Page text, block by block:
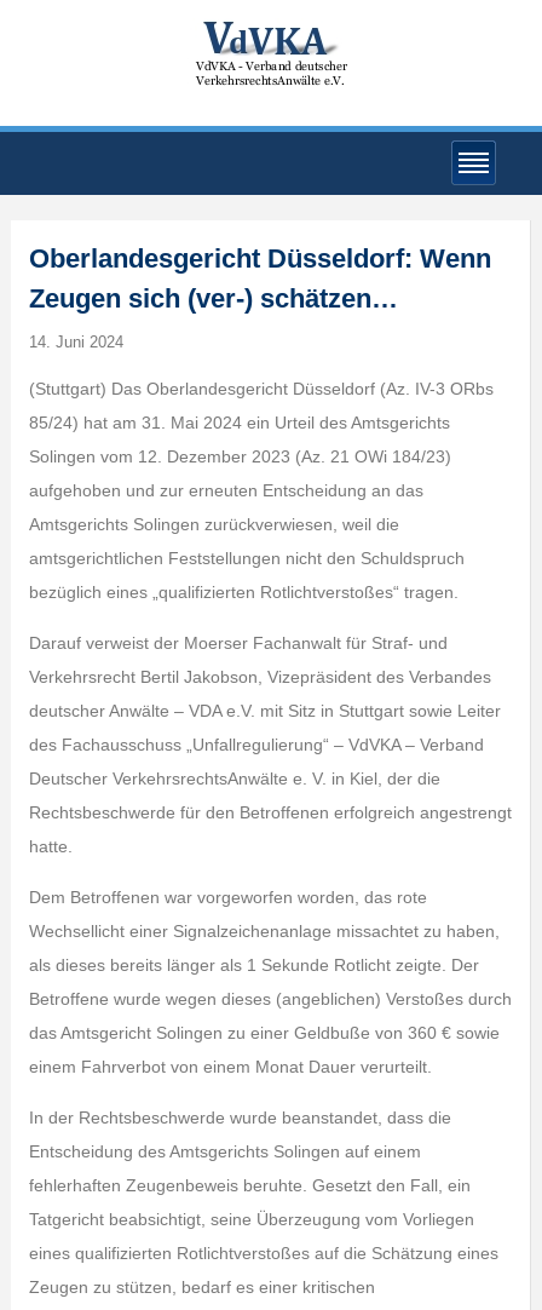
Oberlandesgericht Düsseldorf: Wenn
Zeugen sich (ver-) schätzen…
14. Juni 2024
(Stuttgart) Das Oberlandesgericht Düsseldorf (Az. IV-3 ORbs
85/24) hat am 31. Mai 2024 ein Urteil des Amtsgerichts
Solingen vom 12. Dezember 2023 (Az. 21 OWi 184/23)
aufgehoben und zur erneuten Entscheidung an das
Amtsgerichts Solingen zurückverwiesen, weil die
amtsgerichtlichen Feststellungen nicht den Schuldspruch
bezüglich eines „qualifizierten Rotlichtverstoßes“ tragen.
Darauf verweist der Moerser Fachanwalt für Straf- und
Verkehrsrecht Bertil Jakobson, Vizepräsident des Verbandes
deutscher Anwälte – VDA e.V. mit Sitz in Stuttgart sowie Leiter
des Fachausschuss „Unfallregulierung“ – VdVKA – Verband
Deutscher VerkehrsrechtsAnwälte e. V. in Kiel, der die
Rechtsbeschwerde für den Betroffenen erfolgreich angestrengt
hatte.
Dem Betroffenen war vorgeworfen worden, das rote
Wechsellicht einer Signalzeichenanlage missachtet zu haben,
als dieses bereits länger als 1 Sekunde Rotlicht zeigte. Der
Betroffene wurde wegen dieses (angeblichen) Verstoßes durch
das Amtsgericht Solingen zu einer Geldbuße von 360 € sowie
einem Fahrverbot von einem Monat Dauer verurteilt.
In der Rechtsbeschwerde wurde beanstandet, dass die
Entscheidung des Amtsgerichts Solingen auf einem
fehlerhaften Zeugenbeweis beruhte. Gesetzt den Fall, ein
Tatgericht beabsichtigt, seine Überzeugung vom Vorliegen
eines qualifizierten Rotlichtverstoßes auf die Schätzung eines
Zeugen zu stützen, bedarf es einer kritischen